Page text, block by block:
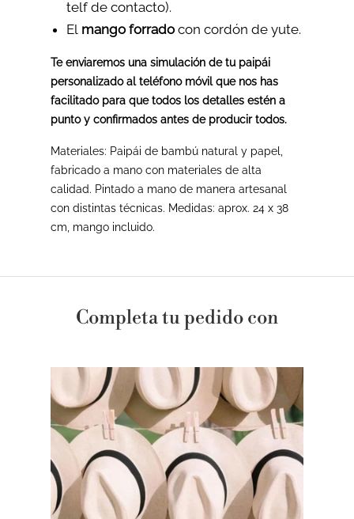
telf de contacto).
El mango forradocon cordón de yute.
Te enviaremos una simulación de tu paipái
personalizado al teléfono móvil que nos has
facilitado para que todos los detalles estén a
punto y confirmados antes de producir todos.
Materiales: Paipái de bambú natural y papel,
fabricado a mano con materiales de alta
calidad. Pintado a mano de manera artesanal
con distintas técnicas. Medidas: aprox. 24 x 38
cm, mango incluido.
Completa tu pedido con